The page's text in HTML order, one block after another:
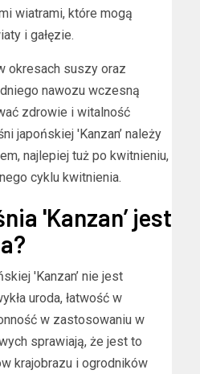
wiatrami, które mogą
i gałęzie.
okresach suszy oraz
nawozu wczesną
zdrowie i witalność
japońskiej 'Kanzan’ należy
najlepiej tuż po kwitnieniu,
cyklu kwitnienia.
'Kanzan’ jest
'Kanzan’ nie jest
uroda, łatwość w
w zastosowaniu w
sprawiają, że jest to
krajobrazu i ogrodników